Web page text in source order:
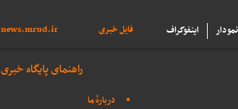
فایل خبری news.mrud.ir اینفوگراف نمودار
راهنمای پایگاه خبری
دربارهٔ ما